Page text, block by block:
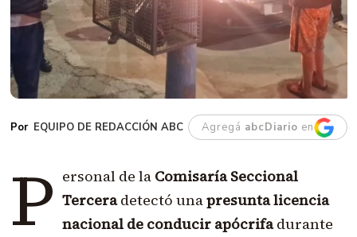
EQUIPO DE REDACCIÓN ABC Agregá abcDiario en
P ersonal de la Comisaría Seccional
Terceradetectó unapresunta licencia
nacional de conducir apócrifadurante